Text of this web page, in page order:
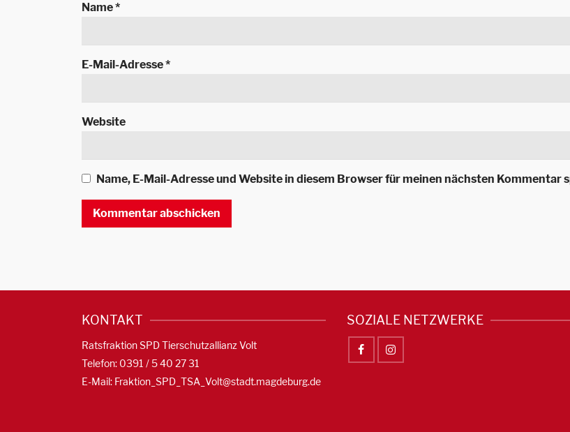
Name*
E-Mail-Adresse*
Website
Name, E-Mail-Adresse und Website in diesem Browser für meinen nächsten Kommentar
KONTAKT
Ratsfraktion SPD Tierschutzallianz Volt
Telefon: 0391 / 5 40 27 31
E-Mail: Fraktion_SPD_TSA_Volt@stadt.magdeburg.de
SOZIALE NETZWERKE